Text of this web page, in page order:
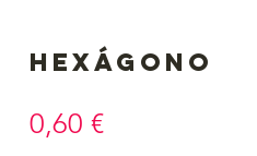
Hexágono
0,60 €Precio